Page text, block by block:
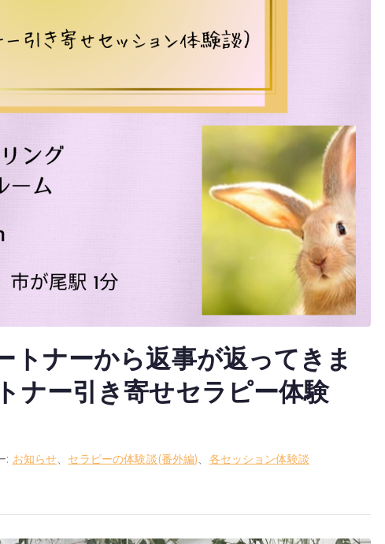
トナーから返事が返ってきま
ナー引き寄せセラピー体験
: お知らせ セラピーの体験談(番外編) 各セッション体験談